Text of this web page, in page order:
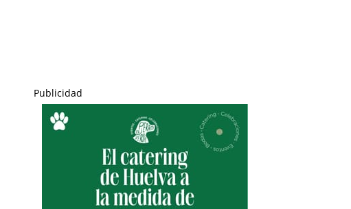
Publicidad